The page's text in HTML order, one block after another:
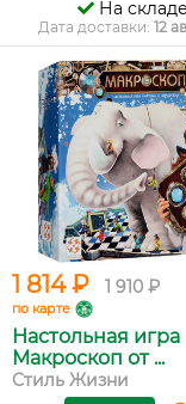
На складе
Дата доставки: 12
1 814 ₽ 1 910 ₽
по карте
Настольная игра
Макроскоп от ...
Стиль Жизни